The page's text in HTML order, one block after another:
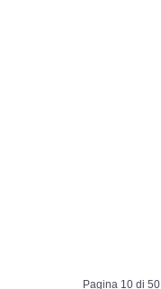
Pagina 10 di 50